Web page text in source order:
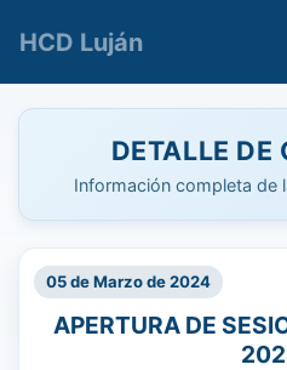
HCD Luján
DETALLE DE
Información completa de
05 de Marzo de 2024
APERTURA DE